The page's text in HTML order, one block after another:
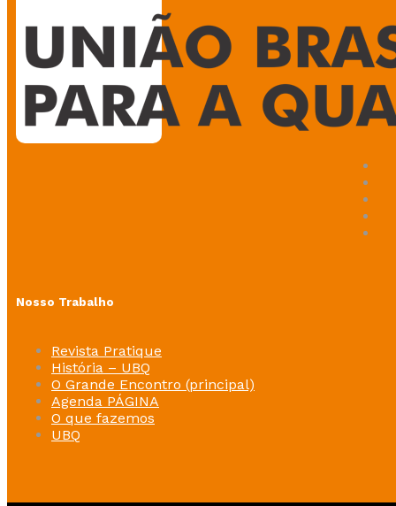
Nosso Trabalho
Revista Pratique
História – UBQ
O Grande Encontro (principal)
Agenda PÁGINA
O que fazemos
UBQ